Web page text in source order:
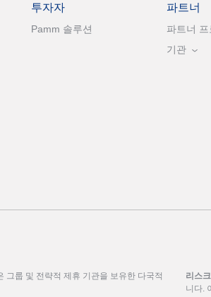
투자자
Pamm 솔루션
파트너
파트너 프
기관
그룹 및 전략적 제휴 기관을 보유한 다국적
리스
니다.